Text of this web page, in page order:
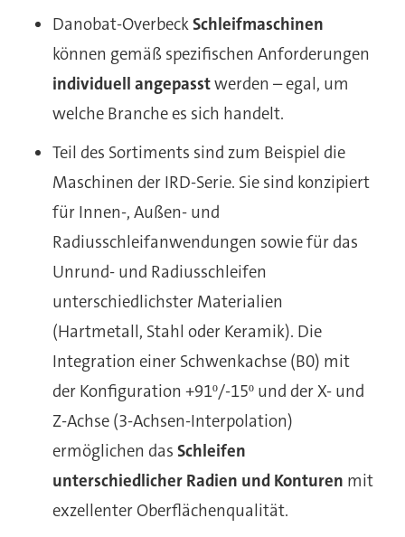
Danobat-OverbeckSchleifmaschinen
können gemäß spezifischen Anforderungen
individuell angepasstwerden – egal, um
welche Branche es sich handelt.
Teil des Sortiments sind zum Beispiel die
Maschinen der IRD-Serie. Sie sind konzipiert
für Innen-, Außen- und
Radiusschleifanwendungen sowie für das
Unrund- und Radiusschleifen
unterschiedlichster Materialien
(Hartmetall, Stahl oder Keramik). Die
Integration einer Schwenkachse (B0) mit
der Konfiguration +91º/-15º und der X- und
Z-Achse (3-Achsen-Interpolation)
ermöglichen das Schleifen
unterschiedlicher Radien und Konturen mit
exzellenter Oberflächenqualität.